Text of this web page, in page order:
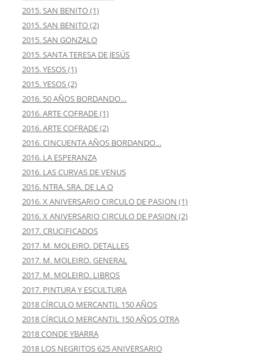
2015. SAN BENITO (1)
2015. SAN BENITO (2)
2015. SAN GONZALO
2015. SANTA TERESA DE JESÚS
2015. YESOS (1)
2015. YESOS (2)
2016. 50 AÑOS BORDANDO…
2016. ARTE COFRADE (1)
2016. ARTE COFRADE (2)
2016. CINCUENTA AÑOS BORDANDO…
2016. LA ESPERANZA
2016. LAS CURVAS DE VENUS
2016. NTRA. SRA. DE LA O
2016. X ANIVERSARIO CIRCULO DE PASION (1)
2016. X ANIVERSARIO CIRCULO DE PASION (2)
2017. CRUCIFICADOS
2017. M. MOLEIRO. DETALLES
2017. M. MOLEIRO. GENERAL
2017. M. MOLEIRO. LIBROS
2017. PINTURA Y ESCULTURA
2018 CÍRCULO MERCANTIL 150 AÑOS
2018 CÍRCULO MERCANTIL 150 AÑOS OTRA
2018 CONDE YBARRA
2018 LOS NEGRITOS 625 ANIVERSARIO